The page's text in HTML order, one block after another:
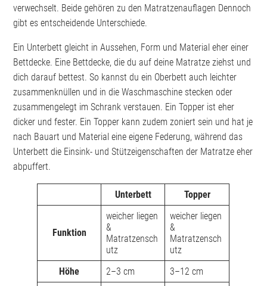
verwechselt. Beide gehören zu den Matratzenauflagen Dennoch
gibt es entscheidende Unterschiede.
Ein Unterbett gleicht in Aussehen, Form und Material eher einer
Bettdecke. Eine Bettdecke, die du auf deine Matratze ziehst und
dich darauf bettest. So kannst du ein Oberbett auch leichter
zusammenknüllen und in die Waschmaschine stecken oder
zusammengelegt im Schrank verstauen. Ein Topper ist eher
dicker und fester. Ein Topper kann zudem zoniert sein und hat je
nach Bauart und Material eine eigene Federung, während das
Unterbett die Einsink- und Stützeigenschaften der Matratze eher
abpuffert.
Unterbett Topper
Funktion
weicher liegen
&
Matratzensch
utz
weicher liegen
&
Matratzensch
utz
Höhe
2–3 cm
3–12 cm